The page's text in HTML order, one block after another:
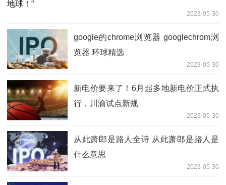
2023-05-30
google的chrome浏览器 googlechrom浏
览器 环球精选
2023-05-30
新电价要来了！6月起多地新电价正式执
行，川渝试点新规
2023-05-30
从此萧郎是路人全诗 从此萧郎是路人是
什么意思
2023-05-30